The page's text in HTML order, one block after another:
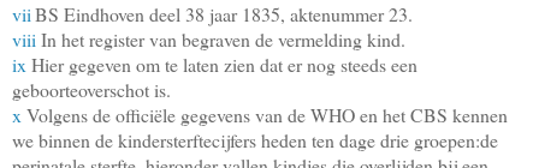
viiBS Eindhoven deel 38 jaar 1835, aktenummer 23.
viii In het register van begraven de vermelding kind.
ix Hier gegeven om te laten zien dat er nog steeds een
geboorteoverschot is.
x Volgens de officiële gegevens van de WHO en het CBS kennen
we binnen de kindersterftecijfers heden ten dage drie groepen:de